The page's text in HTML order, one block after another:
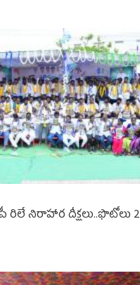
నిరాహార దీక్షలు..ఫొటోలు 2